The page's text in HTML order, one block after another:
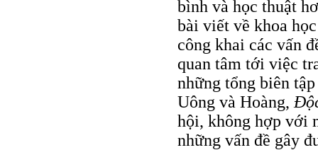
bình và học thuật
bài viết về khoa
công khai các vấn
quan tâm tới việc
những tổng biên
Uông và Hoàng,
hội, không hợp với
những vấn đề gây